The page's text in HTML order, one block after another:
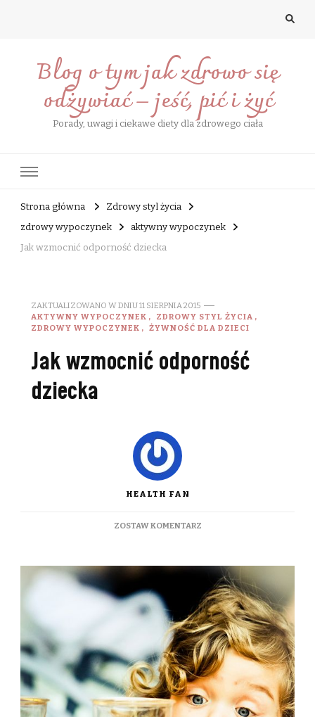
Blog o tym jak zdrowo się
odżywiać – jeść, pić i żyć
Porady, uwagi i ciekawe diety dla zdrowego ciała
Strona główna
Zdrowy styl życia
zdrowy wypoczynek
aktywny wypoczynek
Jak wzmocnić odporność dziecka
ZAKTUALIZOWANO W DNIU11 SIERPNIA 2015
AKTYWNY WYPOCZYNEK
ZDROWY STYL ŻYCIA
ZDROWY WYPOCZYNEK
ŻYWNOŚĆ DLA DZIECI
Jak wzmocnić odporność
dziecka
HEALTH FAN
ZOSTAW KOMENTARZDO
ODPORNOŚĆ
DZIECKA